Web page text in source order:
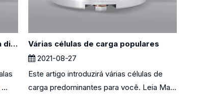
Como funcionam a célula de carga digital?
Várias células de carga populares
2021-08-27
Este artigo introduzirá várias células de
carga predominantes para você. Leia Ma...